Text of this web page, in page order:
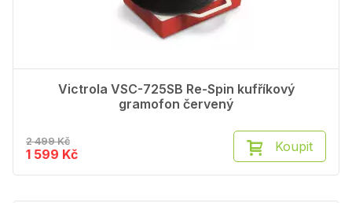
Victrola VSC-725SB Re-Spin kufříkový
gramofon červený
2 499 Kč
1 599 Kč Koupit